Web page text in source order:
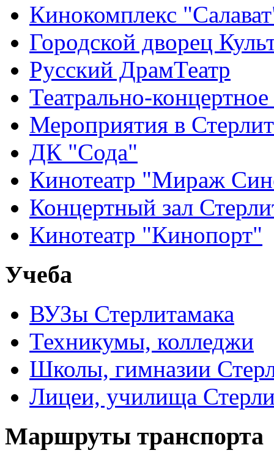
Кинокомплекс
Городской дворец
Русский ДрамТеатр
Театрально-
Мероприятия в
ДК "Сода"
Кинотеатр "Мираж
Концертный зал
Кинотеатр "Кинопорт"
Учеба
ВУЗы Стерлитамака
Техникумы, колледжи
Школы, гимназии
Лицеи, училища
Маршруты транспорта